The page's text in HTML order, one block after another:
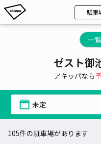
駐車
一覧
ゼスト御
アキッパなら
未定
105件の駐車場があります